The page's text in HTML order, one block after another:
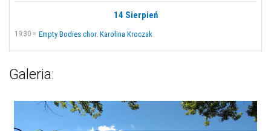
14 Sierpień
19:30 Empty Bodies chor. Karolina Kroczak
Galeria: